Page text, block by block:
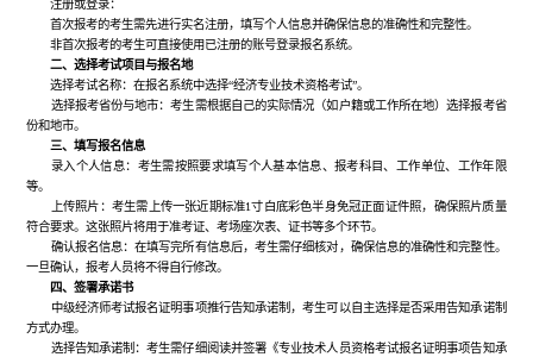
注册或登录：
首次报考的考生需先进行实名注册，填写个人信息并确保信息的准确性和完整性。
非首次报考的考生可直接使用已注册的账号登录报名系统。
二、选择考试项目与报名地
选择考试名称：在报名系统中选择“经济专业技术资格考试”。
选择报考省份与地市：考生需根据自己的实际情况（如户籍或工作所在地）选择报考省
份和地市。
三、填写报名信息
录入个人信息：考生需按照要求填写个人基本信息、报考科目、工作单位、工作年限
等。
上传照片：考生需上传一张近期标准1寸白底彩色半身免冠正面证件照，确保照片质量
符合要求。这张照片将用于准考证、考场座次表、证书等多个环节。
确认报名信息：在填写完所有信息后，考生需仔细核对，确保信息的准确性和完整性。
一旦确认，报考人员将不得自行修改。
四、签署承诺书
中级经济师考试报名证明事项推行告知承诺制，考生可以自主选择是否采用告知承诺制
方式办理。
选择告知承诺制：考生需仔细阅读并签署《专业技术人员资格考试报名证明事项告知承